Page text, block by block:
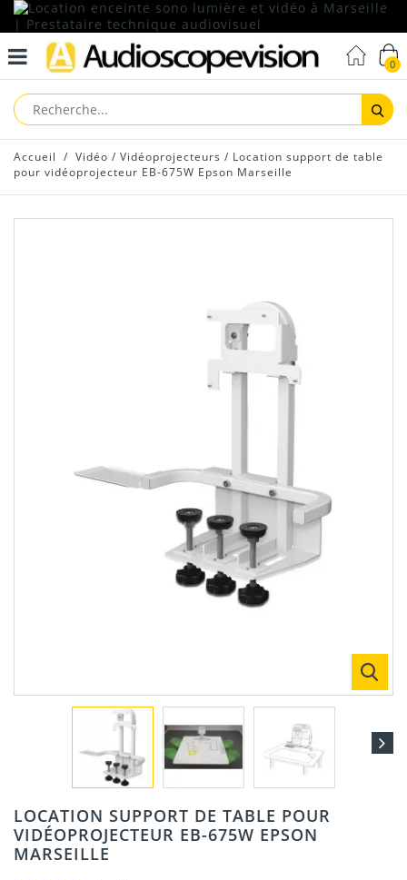
0
Accueil / Vidéo / Vidéoprojecteurs / Location support de table
pour vidéoprojecteur EB-675W Epson Marseille
LOCATION SUPPORT DE TABLE POUR
VIDÉOPROJECTEUR EB-675W EPSON
MARSEILLE